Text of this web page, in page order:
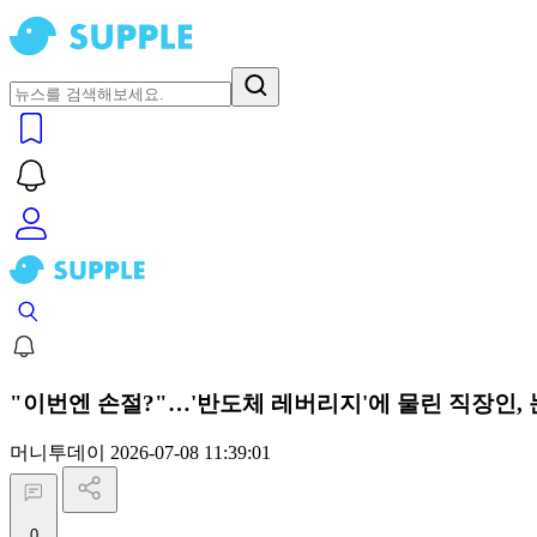
"이번엔 손절?"…'반도체 레버리지'에 물린 직장인,
머니투데이 2026-07-08 11:39:01